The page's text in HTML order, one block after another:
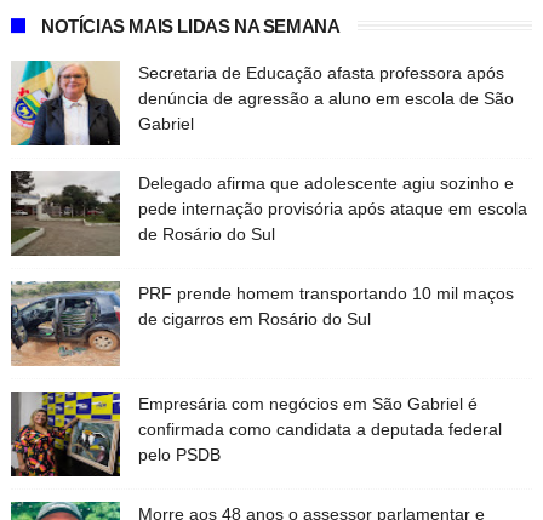
NOTÍCIAS MAIS LIDAS NA SEMANA
Secretaria de Educação afasta professora após
denúncia de agressão a aluno em escola de São
Gabriel
Delegado afirma que adolescente agiu sozinho e
pede internação provisória após ataque em escola
de Rosário do Sul
PRF prende homem transportando 10 mil maços
de cigarros em Rosário do Sul
Empresária com negócios em São Gabriel é
confirmada como candidata a deputada federal
pelo PSDB
Morre aos 48 anos o assessor parlamentar e